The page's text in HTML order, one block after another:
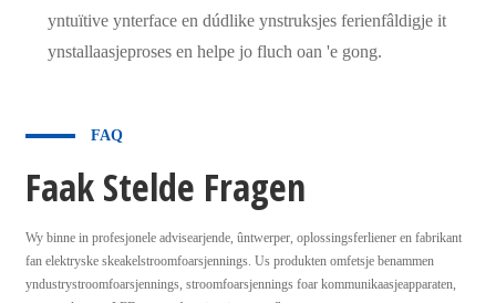
yntuïtive ynterface en dúdlike ynstruksjes ferienfâldigje it
ynstallaasjeproses en helpe jo fluch oan 'e gong.
FAQ
Faak Stelde Fragen
Wy binne in profesjonele advisearjende, ûntwerper, oplossingsferliener en fabrikant
fan elektryske skeakelstroomfoarsjennings. Us produkten omfetsje benammen
yndustrystroomfoarsjennings, stroomfoarsjennings foar kommunikaasjeapparaten,